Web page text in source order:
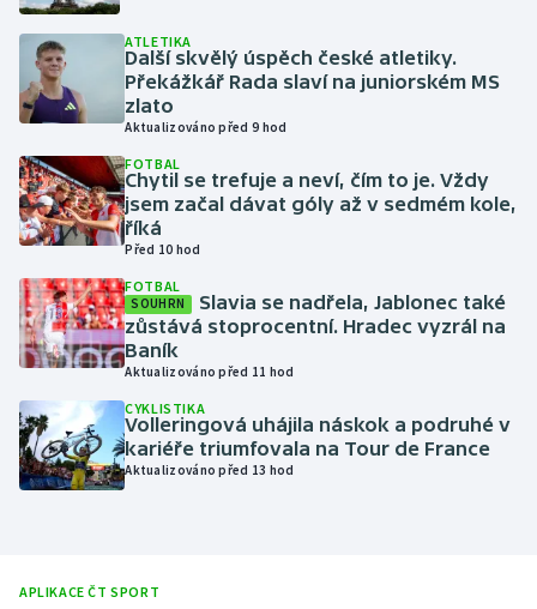
Futsal
Golf
Gymnastika
Házená
Jezdectví
Judo
Krasobruslení
Lezení
Lyže a snowboard
Motorsport
ATLETIKA
Další skvělý úspěch české atletiky.
Překážkář Rada slaví na juniorském MS
zlato
Aktualizováno před 9 hod
FOTBAL
Chytil se trefuje a neví, čím to je. Vždy
jsem začal dávat góly až v sedmém kole,
říká
Před 10 hod
FOTBAL
SOUHRN
Slavia se nadřela, Jablonec také
zůstává stoprocentní. Hradec vyzrál na
Baník
Aktualizováno před 11 hod
CYKLISTIKA
Volleringová uhájila náskok a podruhé v
kariéře triumfovala na Tour de France
Aktualizováno před 13 hod
APLIKACE ČT SPORT